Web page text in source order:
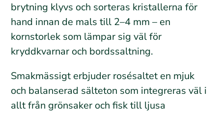
brytning klyvs och sorteras kristallerna för
hand innan de mals till 2–4 mm – en
kornstorlek som lämpar sig väl för
kryddkvarnar och bordssaltning.
Smakmässigt erbjuder rosésaltet en mjuk
och balanserad sälteton som integreras väl i
allt från grönsaker och fisk till ljusa